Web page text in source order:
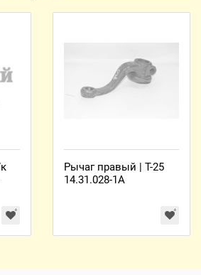
Рычаг правый | Т-25
14.31.028-1А